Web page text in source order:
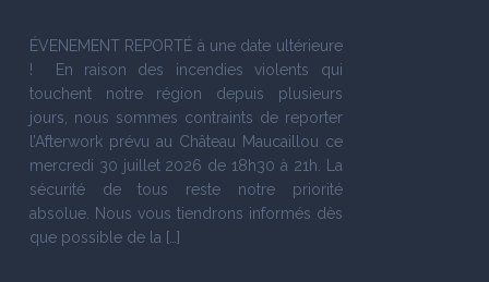
ÉVENEMENT REPORTÉ à une date ultérieure
! En raison des incendies violents qui
touchent notre région depuis plusieurs
jours, nous sommes contraints de reporter
l’Afterwork prévu au Château Maucaillou ce
mercredi 30 juillet 2026 de 18h30 à 21h. La
sécurité de tous reste notre priorité
absolue. Nous vous tiendrons informés dès
que possible de la […]